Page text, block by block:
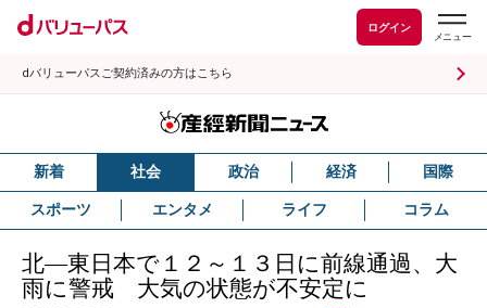
ログイン
dバリューパスご契約済みの方はこちら
新着 社会 政治 経済 国際
スポーツ エンタメ ライフ コラム
北―東日本で１２～１３日に前線通過、大
雨に警戒 大気の状態が不安定に